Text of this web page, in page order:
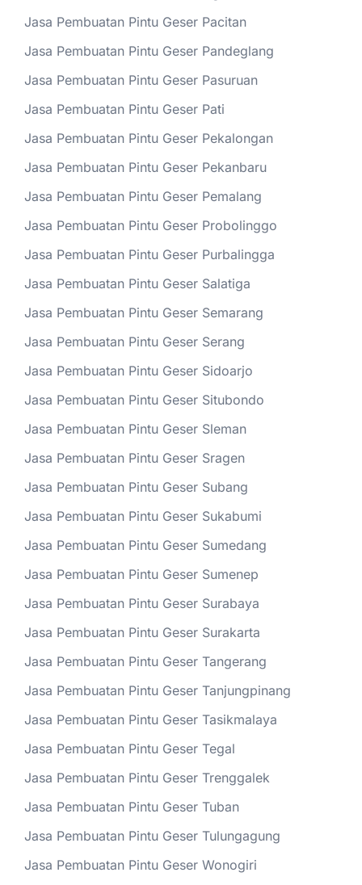
Jasa Pembuatan Pintu Geser Pacitan
Jasa Pembuatan Pintu Geser Pandeglang
Jasa Pembuatan Pintu Geser Pasuruan
Jasa Pembuatan Pintu Geser Pati
Jasa Pembuatan Pintu Geser Pekalongan
Jasa Pembuatan Pintu Geser Pekanbaru
Jasa Pembuatan Pintu Geser Pemalang
Jasa Pembuatan Pintu Geser Probolinggo
Jasa Pembuatan Pintu Geser Purbalingga
Jasa Pembuatan Pintu Geser Salatiga
Jasa Pembuatan Pintu Geser Semarang
Jasa Pembuatan Pintu Geser Serang
Jasa Pembuatan Pintu Geser Sidoarjo
Jasa Pembuatan Pintu Geser Situbondo
Jasa Pembuatan Pintu Geser Sleman
Jasa Pembuatan Pintu Geser Sragen
Jasa Pembuatan Pintu Geser Subang
Jasa Pembuatan Pintu Geser Sukabumi
Jasa Pembuatan Pintu Geser Sumedang
Jasa Pembuatan Pintu Geser Sumenep
Jasa Pembuatan Pintu Geser Surabaya
Jasa Pembuatan Pintu Geser Surakarta
Jasa Pembuatan Pintu Geser Tangerang
Jasa Pembuatan Pintu Geser Tanjungpinang
Jasa Pembuatan Pintu Geser Tasikmalaya
Jasa Pembuatan Pintu Geser Tegal
Jasa Pembuatan Pintu Geser Trenggalek
Jasa Pembuatan Pintu Geser Tuban
Jasa Pembuatan Pintu Geser Tulungagung
Jasa Pembuatan Pintu Geser Wonogiri